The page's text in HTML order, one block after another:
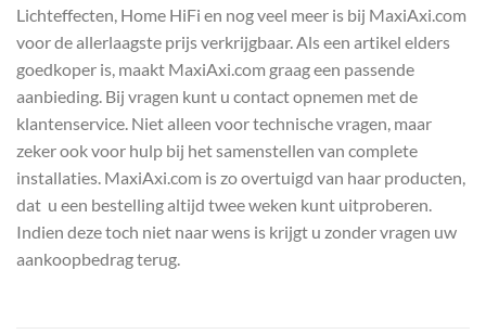
Lichteffecten, Home HiFi en nog veel meer is bij MaxiAxi.com
voor de allerlaagste prijs verkrijgbaar. Als een artikel elders
goedkoper is, maakt MaxiAxi.com graag een passende
aanbieding. Bij vragen kunt u contact opnemen met de
klantenservice. Niet alleen voor technische vragen, maar
zeker ook voor hulp bij het samenstellen van complete
installaties. MaxiAxi.com is zo overtuigd van haar producten,
dat u een bestelling altijd twee weken kunt uitproberen.
Indien deze toch niet naar wens is krijgt u zonder vragen uw
aankoopbedrag terug.